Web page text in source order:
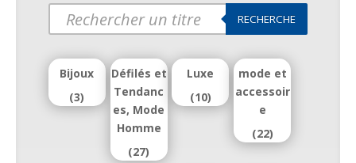
Products
search
RECHERCHE
Bijoux
(3)
Défilés et
Tendanc
es, Mode
Homme
(27)
Luxe
(10)
mode et
accessoir
e
(22)